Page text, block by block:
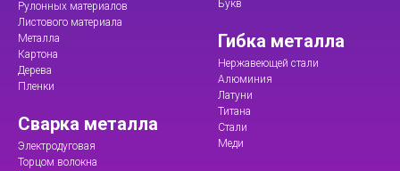
Рулонных материалов
Листового материала
Металла
Картона
Дерева
Пленки
Сварка металла
Электродуговая
Торцом волокна
Букв
Гибка металла
Нержавеющей стали
Алюминия
Латуни
Титана
Стали
Меди